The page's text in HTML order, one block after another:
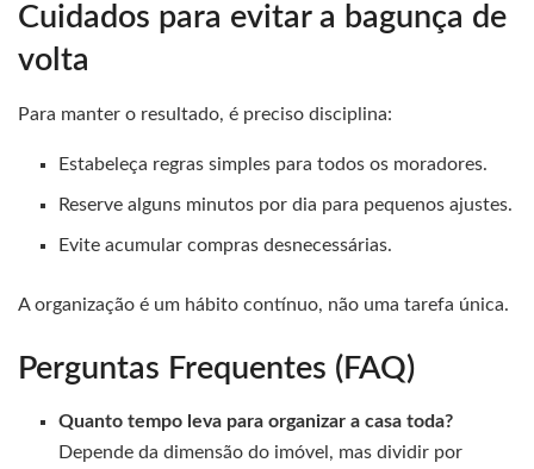
Cuidados para evitar a bagunça de
volta
Para manter o resultado, é preciso disciplina:
Estabeleça regras simples para todos os moradores.
Reserve alguns minutos por dia para pequenos ajustes.
Evite acumular compras desnecessárias.
A organização é um hábito contínuo, não uma tarefa única.
Perguntas Frequentes (FAQ)
Quanto tempo leva para organizar a casa toda?
Depende da dimensão do imóvel, mas dividir por